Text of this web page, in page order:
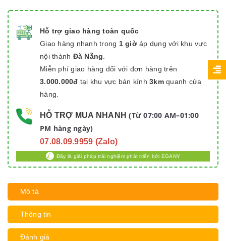
Hỗ trợ giao hàng toàn quốc
Giao hàng nhanh trong 1 giờáp dụng với khu vực
nội thành Đà Nẵng
Miễn phí giao hàng đối với đơn hàng trên
3.000.000đ tại khu vực bán kính 3kmquanh cửa
hàng.
HỖ TRỢ MUA NHANH (Từ 07:00 AM–01:00
PM hàng ngày)
07.08.09.9959 (Zalo)
Đây là giải pháp trải nghiệm phát triển bởi EGANY
Mô tả
Thông tin
Đánh giá